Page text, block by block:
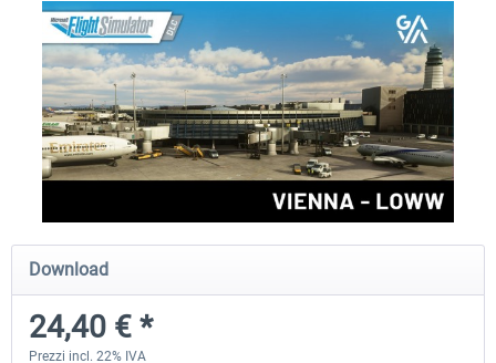
Aerosoft Airport Cologne/Bonn
18,40 € *
sim-wings Hamburg
Download
24,40 € *
Prezzi incl. 22% IVA